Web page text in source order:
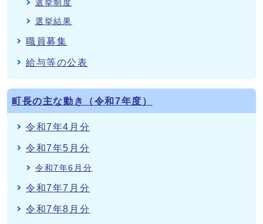
選挙制度
選挙結果
職員募集
給与等の公表
町長の主な動き（令和7年度）
令和7年4月分
令和7年5月分
令和7年6月分
令和7年7月分
令和7年8月分